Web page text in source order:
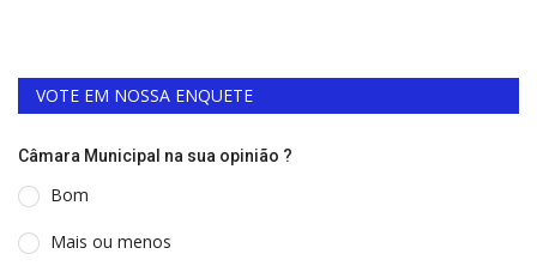
VOTE EM NOSSA ENQUETE
Câmara Municipal na sua opinião ?
Bom
Mais ou menos